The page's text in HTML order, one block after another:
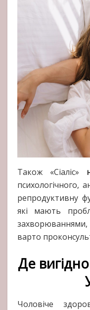
Також «Сіаліс»
психологічного,
репродуктивну
які мають
варто
Де
Чоловіче